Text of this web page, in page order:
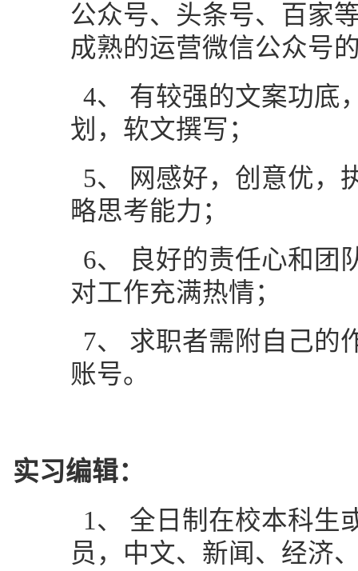
公众号、头条号、百家
成熟的运营微信公众号
4、 有较强的文案功底
划，软文撰写；
5、
网感好，创意优，
略思考能力；
6、
良好的责任心和团
对工作充满热情；
7、 求职者需附自己的
账号。
实习编辑：
1、 全日制在校本科生
员， 中文、新闻、经济